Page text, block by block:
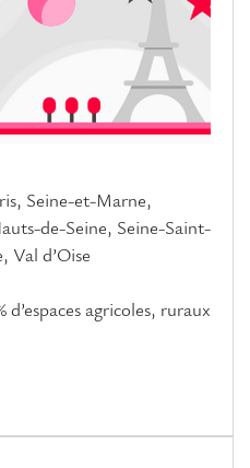
Seine-et-Marne,
de-Seine, Seine-Saint-
Val d’Oise
agricoles, ruraux